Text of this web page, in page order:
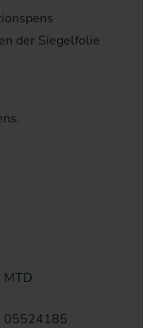
der Siegelfolie
MTD
05524185